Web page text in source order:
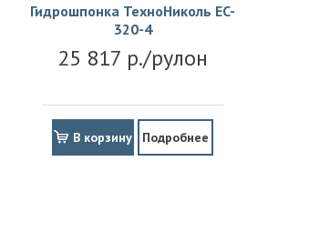
Гидрошпонка ТехноНиколь EC-
320-4
25 817 р./рулон
В корзину Подробнее